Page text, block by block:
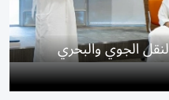
الجوي والبحري